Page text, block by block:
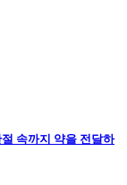
속까지 약을 전달하